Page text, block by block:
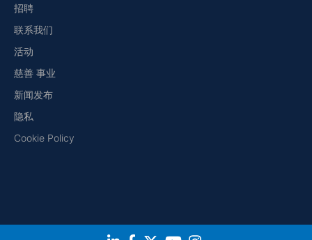
招聘
联系我们
活动
慈善 事业
新闻发布
隐私
Cookie Policy